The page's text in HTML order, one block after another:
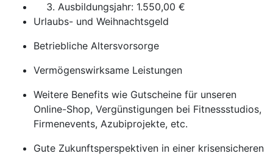
Ausbildungsjahr: 1.550,00 €
Urlaubs- und Weihnachtsgeld
Betriebliche Altersvorsorge
Vermögenswirksame Leistungen
Weitere Benefits wie Gutscheine für unseren
Online-Shop, Vergünstigungen bei Fitnessstudios,
Firmenevents, Azubiprojekte, etc.
Gute Zukunftsperspektiven in einer krisensicheren